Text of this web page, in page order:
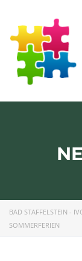
BAD STAFFELSTEIN -
SOMMERFERIEN